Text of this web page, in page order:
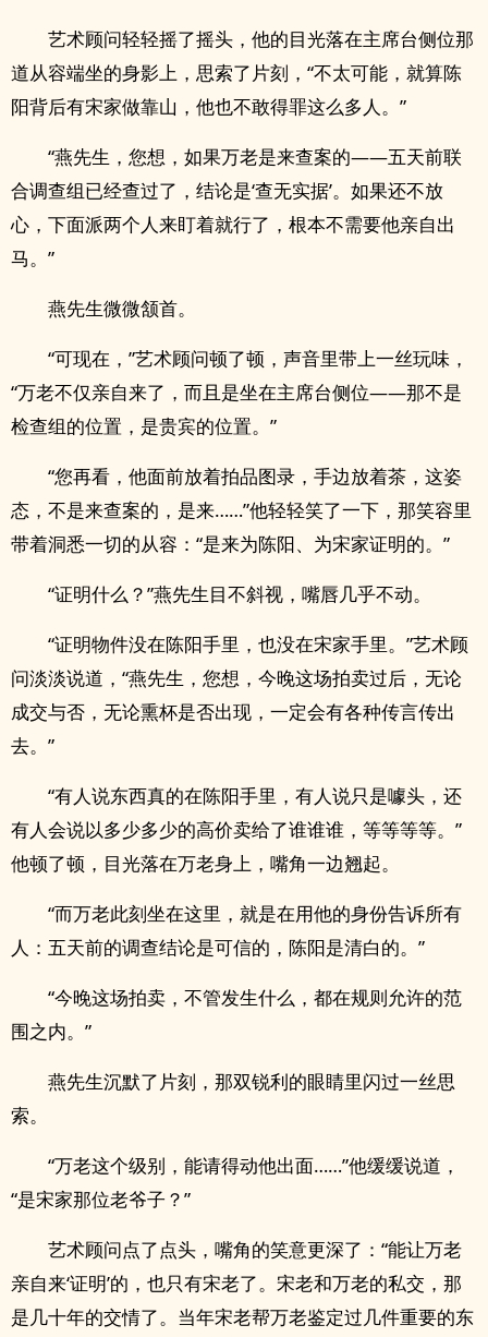
艺术顾问轻轻摇了摇头，他的目光落在主席台侧位那
道从容端坐的身影上，思索了片刻，“不太可能，就算陈
阳背后有宋家做靠山，他也不敢得罪这么多人。”
“燕先生，您想，如果万老是来查案的——五天前联
合调查组已经查过了，结论是‘查无实据’。如果还不放
心，下面派两个人来盯着就行了，根本不需要他亲自出
马。”
燕先生微微颔首。
“可现在，”艺术顾问顿了顿，声音里带上一丝玩味，
“万老不仅亲自来了，而且是坐在主席台侧位——那不是
检查组的位置，是贵宾的位置。”
“您再看，他面前放着拍品图录，手边放着茶，这姿
态，不是来查案的，是来……”他轻轻笑了一下，那笑容里
带着洞悉一切的从容：“是来为陈阳、为宋家证明的。”
“证明什么？”燕先生目不斜视，嘴唇几乎不动。
“证明物件没在陈阳手里，也没在宋家手里。”艺术顾
问淡淡说道，“燕先生，您想，今晚这场拍卖过后，无论
成交与否，无论熏杯是否出现，一定会有各种传言传出
去。”
“有人说东西真的在陈阳手里，有人说只是噱头，还
有人会说以多少多少的高价卖给了谁谁谁，等等等等。”
他顿了顿，目光落在万老身上，嘴角一边翘起。
“而万老此刻坐在这里，就是在用他的身份告诉所有
人：五天前的调查结论是可信的，陈阳是清白的。”
“今晚这场拍卖，不管发生什么，都在规则允许的范
围之内。”
燕先生沉默了片刻，那双锐利的眼睛里闪过一丝思
索。
“万老这个级别，能请得动他出面……”他缓缓说道，
“是宋家那位老爷子？”
艺术顾问点了点头，嘴角的笑意更深了：“能让万老
亲自来‘证明’的，也只有宋老了。宋老和万老的私交，那
是几十年的交情了。当年宋老帮万老鉴定过几件重要的东